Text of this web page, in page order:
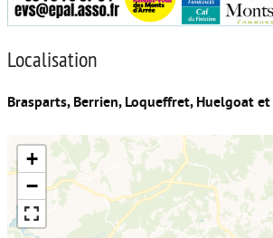
Localisation
Brasparts, Berrien, Loqueffret, Huelgoat
+
−